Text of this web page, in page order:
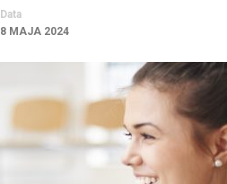
Data
8 MAJA 2024